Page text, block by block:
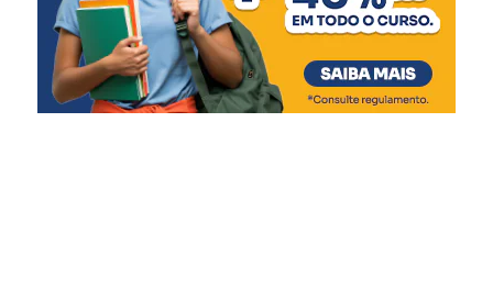
Matias Velho, com valores de R$ 62 milhões e R$ 34,2
milhões, respectivamente. As casas de bombas, que
tiveram seu funcionamento comprometido durante a
enchente, receberão R$ 78,7 milhões em obras
estruturais, eletromecânicas e de automação.
Rios retornando à normalidade:
Taquari (Santa Tereza a Bom Retiro do Sul) –
Declínio dos níveis até o retorno para normalidade,
com pequenas elevações em função das chuvas
das últimas 24h.